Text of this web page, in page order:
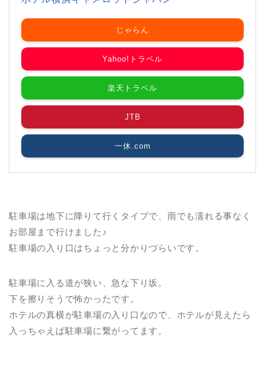
じゃらん
Yahoo!トラベル
楽天トラベル
JTB
一休.com
駐車場は地下に降りて行くタイプで、雨でも濡れる事なく
お部屋まで行けました♪
駐車場の入り口はちょっと分かりづらいです。
駐車場に入る道が狭い、急な下り坂。
下を擦りそうで怖かったです。
ホテルの真横が駐車場の入り口なので、ホテルが見えたら
入っちゃえば駐車場に繋がってます。